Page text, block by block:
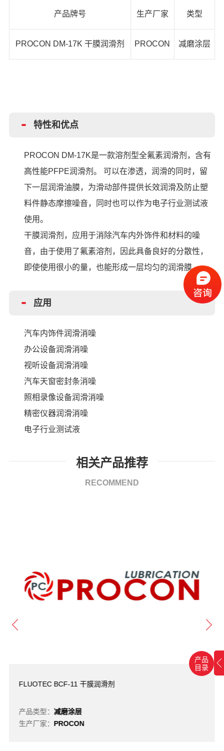
产品
目录
产品牌号 生产厂家 类型
PROCON DM-17K 干膜润滑剂 PROCON 减磨涂层
特性和优点
PROCON DM-17K是一款溶剂型全氟素润滑剂，含有
高性能PFPE润滑剂。 可以在渗透，润滑的同时，留
下一层润滑油膜，为滑动部件提供长效润滑及防止塑
料件静态摩擦噪音，同时也可以作为电子行业测试液
使用。
干膜润滑剂，应用于消除汽车内外饰件和材料的噪
音，由于使用了氟素溶剂，因此具备良好的分散性，
即使使用很小的量，也能形成一层均匀的润滑膜。
应用
汽车内饰件润滑消噪
办公设备润滑消噪
视听设备润滑消噪
汽车天窗密封条消噪
照相录像设备润滑消噪
精密仪器润滑消噪
电子行业测试液
相关产品推荐
RECOMMEND
FLUOTEC BCF-11 干膜润滑剂
产品类型： 减磨涂层
生产厂家： PROCON